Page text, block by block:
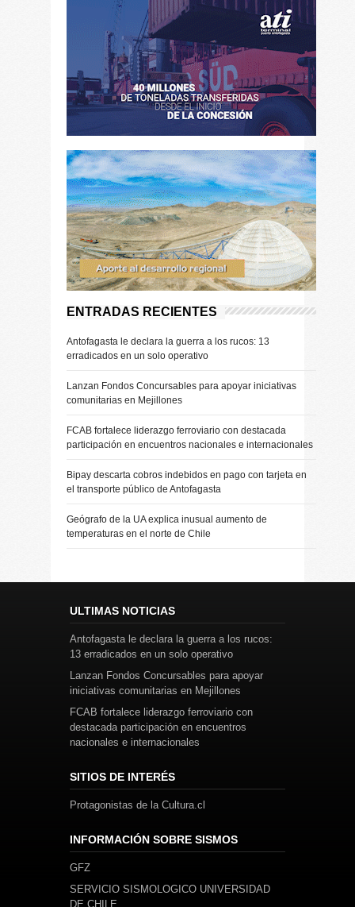
ENTRADAS RECIENTES
Antofagasta le declara la guerra a los rucos: 13
erradicados en un solo operativo
Lanzan Fondos Concursables para apoyar iniciativas
comunitarias en Mejillones
FCAB fortalece liderazgo ferroviario con destacada
participación en encuentros nacionales e internacionales
Bipay descarta cobros indebidos en pago con tarjeta en
el transporte público de Antofagasta
Geógrafo de la UA explica inusual aumento de
temperaturas en el norte de Chile
ULTIMAS NOTICIAS
Antofagasta le declara la guerra a los rucos:
13 erradicados en un solo operativo
Lanzan Fondos Concursables para apoyar
iniciativas comunitarias en Mejillones
FCAB fortalece liderazgo ferroviario con
destacada participación en encuentros
nacionales e internacionales
SITIOS DE INTERÉS
Protagonistas de la Cultura.cl
INFORMACIÓN SOBRE SISMOS
GFZ
SERVICIO SISMOLOGICO UNIVERSIDAD
DE CHILE